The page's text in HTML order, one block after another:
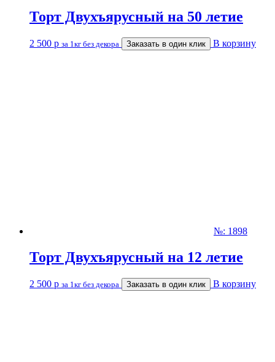
Торт Двухъярусный на 50 летие
2 500 р за 1кг без декора Заказать в один клик В корзину
№: 1898
Торт Двухъярусный на 12 летие
2 500 р за 1кг без декора Заказать в один клик В корзину